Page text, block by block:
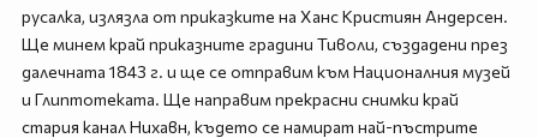
русалка, излязла от приказките на Ханс Кристиян Андерсен.
Ще минем край приказните градини Тиволи, създадени през
далечната 1843 г. и ще се отправим към Националния музей
и Глиптотеката. Ще направим прекрасни снимки край
стария канал Нихавн, където се намират най-пъстрите